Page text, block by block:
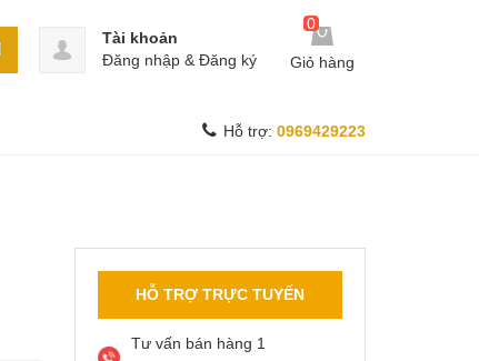
0
Giỏ hàng
Tài khoản
Đăng nhập & Đăng ký
Hỗ trợ: 0969429223
HỖ TRỢ TRỰC TUYẾN
Tư vấn bán hàng 1